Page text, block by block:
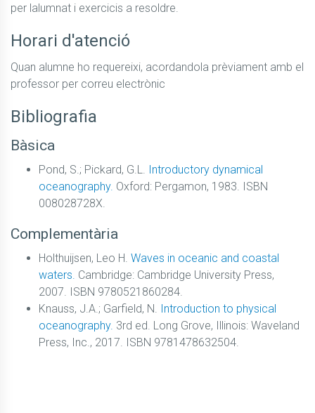
per lalumnat i exercicis a resoldre.
Horari d'atenció
Quan alumne ho requereixi, acordandola prèviament amb el
professor per correu electrònic
Bibliografia
Bàsica
Pond, S.; Pickard, G.L. Introductory dynamical
oceanography. Oxford: Pergamon, 1983. ISBN
008028728X.
Complementària
Holthuijsen, Leo H. Waves in oceanic and coastal
waters. Cambridge: Cambridge University Press,
2007. ISBN 9780521860284.
Knauss, J.A.; Garfield, N. Introduction to physical
oceanography. 3rd ed. Long Grove, Illinois: Waveland
Press, Inc., 2017. ISBN 9781478632504.